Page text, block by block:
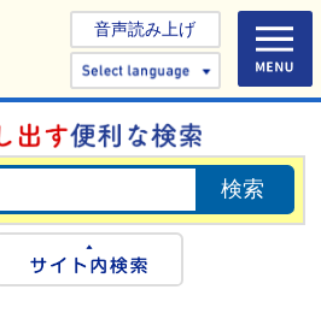
音声読み上げ
Select
Google検索